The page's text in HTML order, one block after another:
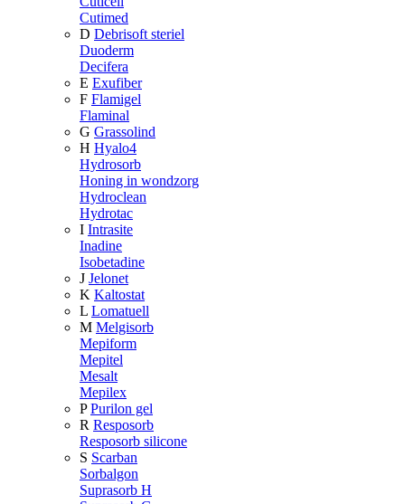
Cutimed
D Debrisoft steriel
Duoderm
Decifera
E Exufiber
F Flamigel
Flaminal
G Grassolind
H Hyalo4
Hydrosorb
Honing in wondzorg
Hydroclean
Hydrotac
I Intrasite
Inadine
Isobetadine
J Jelonet
K Kaltostat
L Lomatuell
M Melgisorb
Mepiform
Mepitel
Mesalt
Mepilex
P Purilon gel
R Resposorb
Resposorb silicone
S Scarban
Sorbalgon
Suprasorb H